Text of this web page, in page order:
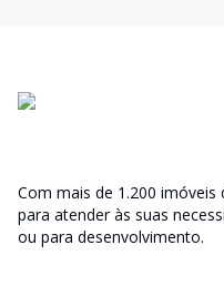
Com mais de 1.200
para atender às suas
ou para desenvolvimento.